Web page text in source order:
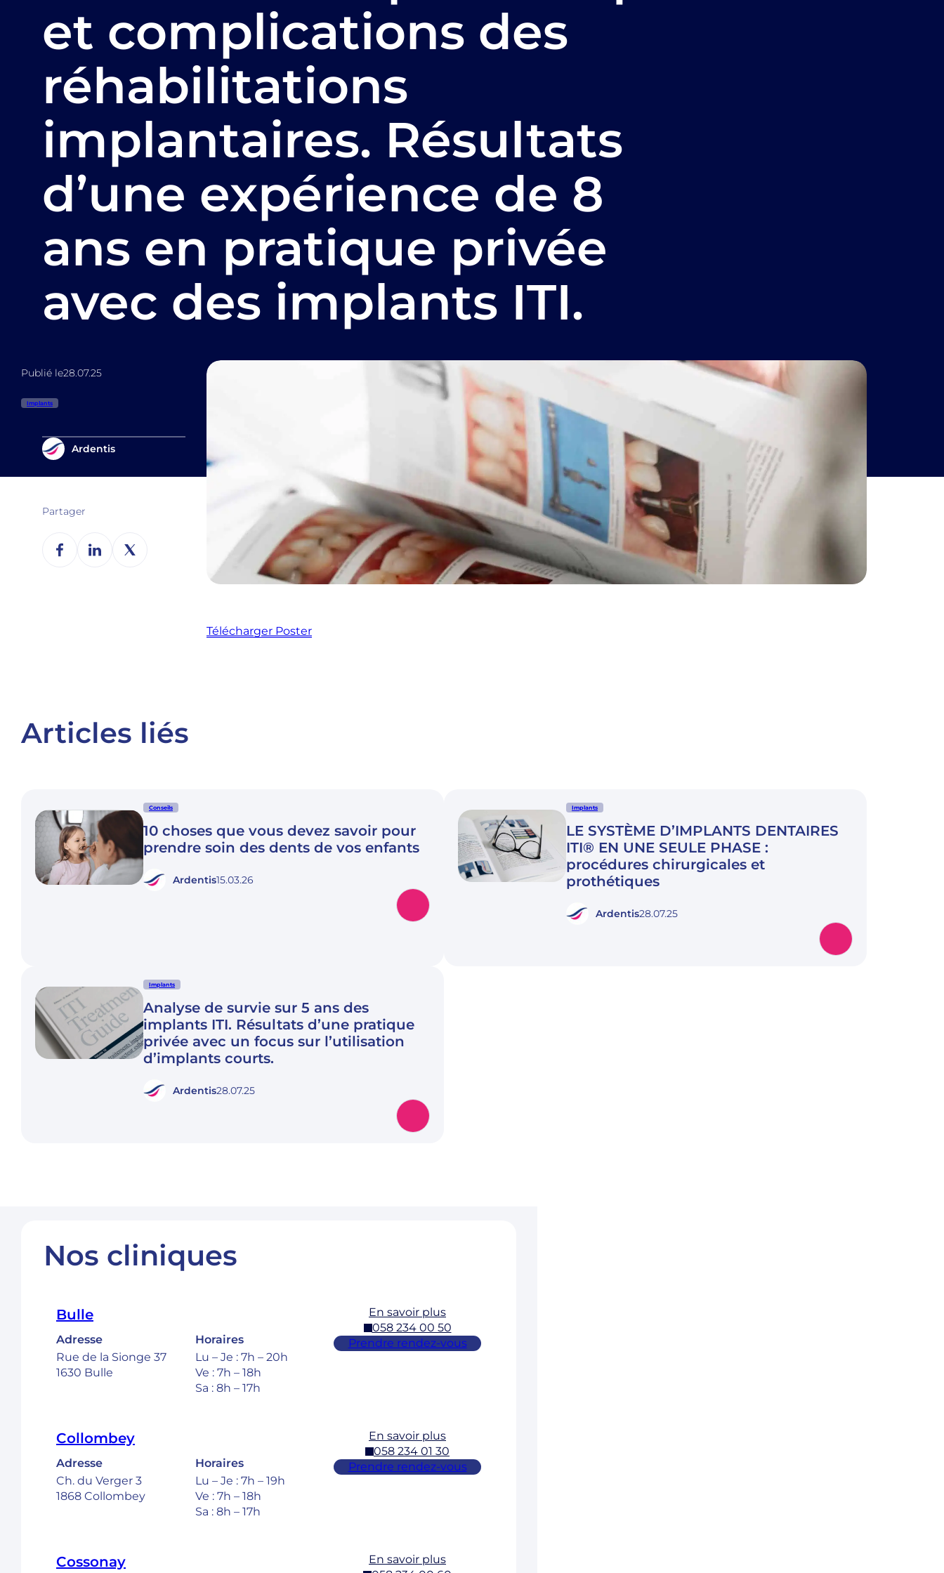
et complications des
réhabilitations
implantaires. Résultats
d’une expérience de 8
ans en pratique privée
avec des implants ITI.
Publié le28.07.25
Implants
Ardentis
Partager
Télécharger Poster
Articles liés
Conseils
10 choses que vous devez savoir pour
prendre soin des dents de vos enfants
Ardentis15.03.26
Implants
LE SYSTÈME D’IMPLANTS DENTAIRES
ITI® EN UNE SEULE PHASE :
procédures chirurgicales et
prothétiques
Ardentis28.07.25
Implants
Analyse de survie sur 5 ans des
implants ITI. Résultats d’une pratique
privée avec un focus sur l’utilisation
d’implants courts.
Ardentis28.07.25
Nos cliniques
Bulle
Adresse
Rue de la Sionge 37
1630 Bulle
Horaires
Lu – Je : 7h – 20h
Ve : 7h – 18h
Sa : 8h – 17h
En savoir plus
058 234 00 50
Prendre rendez-vous
Collombey
Adresse
Ch. du Verger 3
1868 Collombey
Horaires
Lu – Je : 7h – 19h
Ve : 7h – 18h
Sa : 8h – 17h
En savoir plus
058 234 01 30
Prendre rendez-vous
Cossonay
En savoir plus